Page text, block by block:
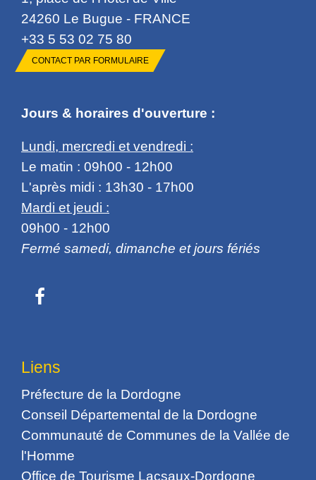
24260 Le Bugue - FRANCE
+33 5 53 02 75 80
CONTACT PAR FORMULAIRE
Jours & horaires d'ouverture :
Lundi, mercredi et vendredi :
Le matin : 09h00 - 12h00
L'après midi : 13h30 - 17h00
Mardi et jeudi :
09h00 - 12h00
Fermé samedi, dimanche et jours fériés
Liens
Préfecture de la Dordogne
Conseil Départemental de la Dordogne
Communauté de Communes de la Vallée de
l'Homme
Office de Tourisme Lacsaux-Dordogne